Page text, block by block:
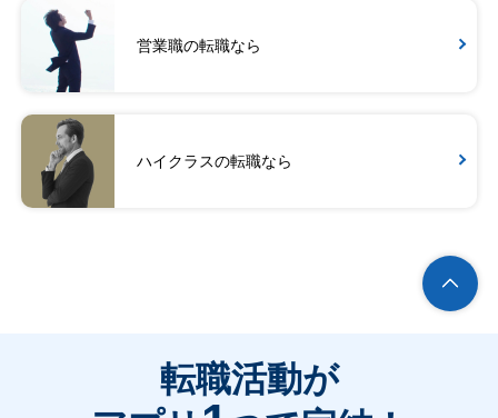
営業職の転職なら
ハイクラスの転職なら
転職活動が